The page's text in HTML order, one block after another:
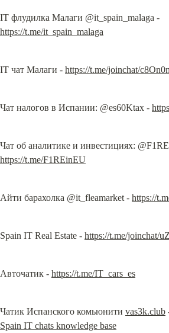
https://t.me/it_spain_malaga
IT чат Малаги - https://t.me/joinchat/
Чат налогов в Испании: @es60Ktax -
https://t.me/F1REinEU
Айти барахолка @it_fleamarket - https://
Spain IT Real Estate - https://t.me/joinchat/
Авточатик - https://t.me/IT_cars_es
Чатик Испанского комьюнити vas3k.club
Spain IT chats knowledge base